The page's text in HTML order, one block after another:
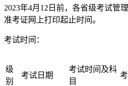
2023年4月12日前，各省级考试管
准考证网上打印起止时间。
考试时间：
级
别
考试日期
考试时间及科
目